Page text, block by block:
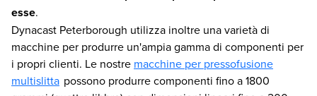
esse.
Dynacast Peterborough utilizza inoltre una varietà di
macchine per produrre un'ampia gamma di componenti per
i propri clienti. Le nostre macchine per pressofusione
multislitta possono produrre componenti fino a 1800